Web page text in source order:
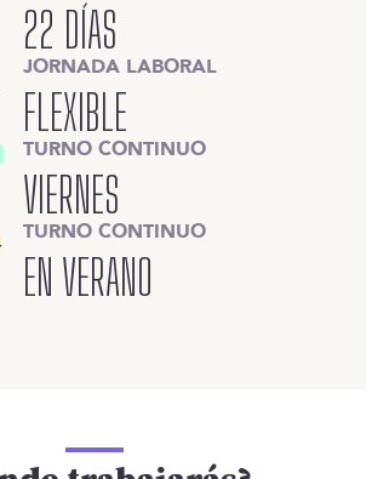
22 DÍAS
JORNADA LABORAL
FLEXIBLE
TURNO CONTINUO
VIERNES
TURNO CONTINUO
EN VERANO